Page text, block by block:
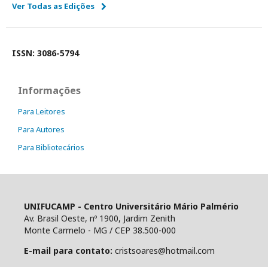
Ver Todas as Edições
ISSN: 3086-5794
Informações
Para Leitores
Para Autores
Para Bibliotecários
UNIFUCAMP - Centro Universitário Mário Palmério
Av. Brasil Oeste, nº 1900, Jardim Zenith
Monte Carmelo - MG / CEP 38.500-000
E-mail para contato: cristsoares@hotmail.com